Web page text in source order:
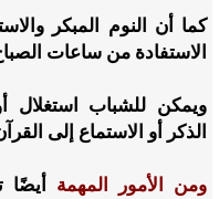
كما أن النوم المبكر
الاستفادة من ساعات
ويمكن للشباب استغلال
الذكر أو الاستماع إلى
ومن الأمور المهمة أيضًا